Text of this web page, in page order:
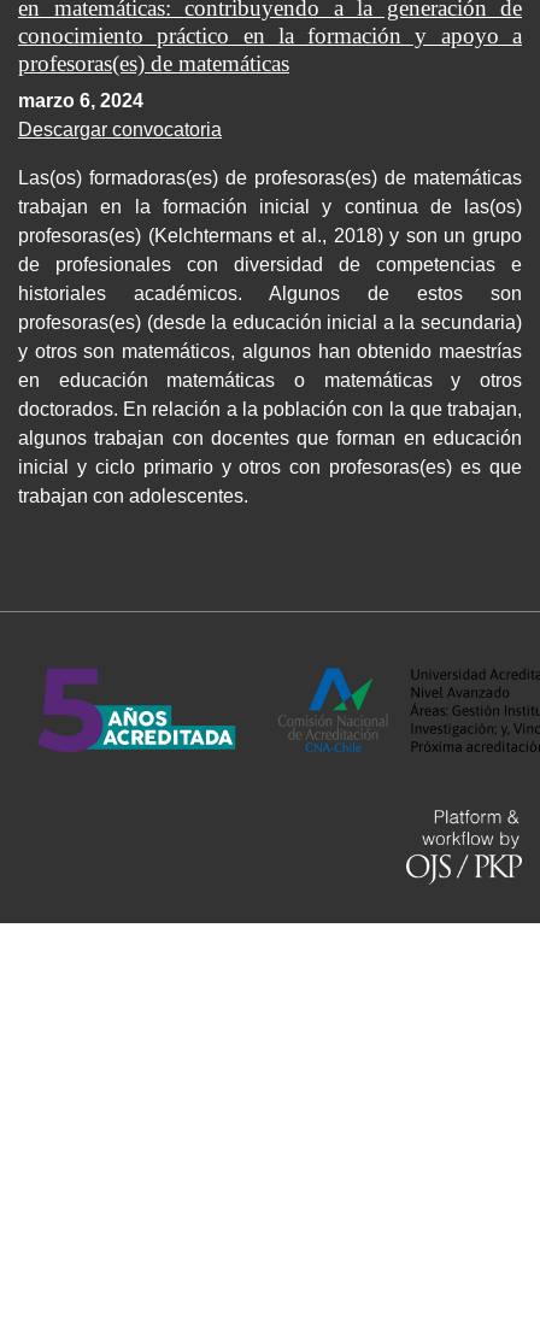
en matemáticas: contribuyendo a la generación de
conocimiento práctico en la formación y apoyo a
profesoras(es) de matemáticas
marzo 6, 2024
Descargar convocatoria
Las(os) formadoras(es) de profesoras(es) de matemáticas
trabajan en la formación inicial y continua de las(os)
profesoras(es) (Kelchtermans et al., 2018) y son un grupo
de profesionales con diversidad de competencias e
historiales académicos. Algunos de estos son
profesoras(es) (desde la educación inicial a la secundaria)
y otros son matemáticos, algunos han obtenido maestrías
en educación matemáticas o matemáticas y otros
doctorados. En relación a la población con la que trabajan,
algunos trabajan con docentes que forman en educación
inicial y ciclo primario y otros con profesoras(es) es que
trabajan con adolescentes.